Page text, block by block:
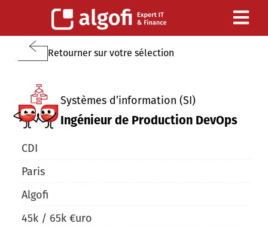
Retourner sur votre sélection
Systèmes d’information (SI)
Ingénieur de Production DevOps
CDI
Paris
Algofi
45k / 65k€uro